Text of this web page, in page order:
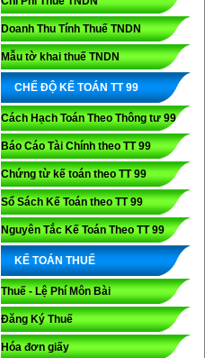
Doanh Thu Tính Thuế TNDN
Mẫu tờ khai thuế TNDN
CHẾ ĐỘ KẾ TOÁN TT 99
Cách Hạch Toán Theo Thông tư 99
Báo Cáo Tài Chính theo TT 99
Chứng từ kế toán theo TT 99
Sổ Sách Kế Toán theo TT 99
Nguyên Tắc Kế Toán Theo TT 99
KẾ TOÁN THUẾ
Thuế - Lệ Phí Môn Bài
Đăng Ký Thuế
Hóa đơn giấy